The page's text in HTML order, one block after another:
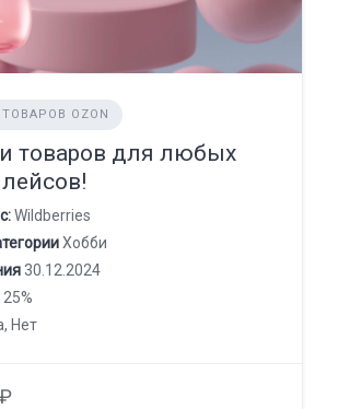
OZON
товаров для любых
Wildberries
Хобби
30.12.2024
25%
Нет